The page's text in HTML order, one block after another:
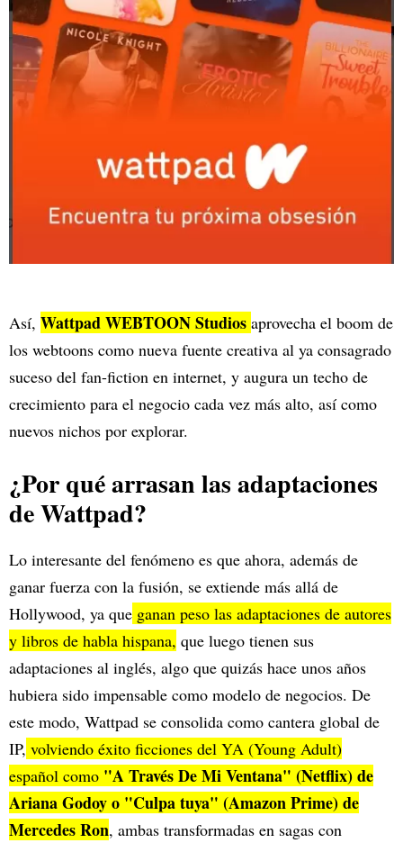
Así, Wattpad WEBTOON Studios aprovecha el boom de
los webtoons como nueva fuente creativa al ya consagrado
suceso del fan-fiction en internet, y augura un techo de
crecimiento para el negocio cada vez más alto, así como
nuevos nichos por explorar.
¿Por qué arrasan las adaptaciones
de Wattpad?
Lo interesante del fenómeno es que ahora, además de
ganar fuerza con la fusión, se extiende más allá de
Hollywood, ya que ganan peso las adaptaciones de autores
y libros de habla hispana, que luego tienen sus
adaptaciones al inglés, algo que quizás hace unos años
hubiera sido impensable como modelo de negocios. De
este modo, Wattpad se consolida como cantera global de
IP, volviendo éxito ficciones del YA (Young Adult)
español como "A Través De Mi Ventana" (Netflix) de
Ariana Godoy o "Culpa tuya" (Amazon Prime) de
Mercedes Ron, ambas transformadas en sagas con